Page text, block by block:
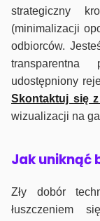
strategiczny
(minimalizacji
odbiorców.
udostępniony
Skontaktuj się
wizualizacji na
Jak uniknąć
Zły dobór
łuszczeniem